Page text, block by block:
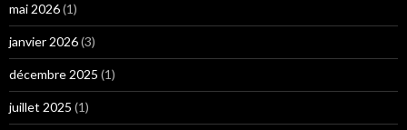
mai 2026(1)
janvier 2026(3)
décembre 2025 (1)
juillet 2025 (1)